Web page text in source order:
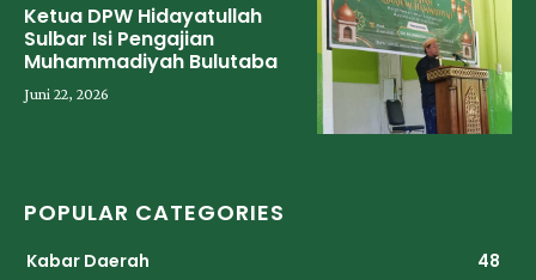
Ketua DPW Hidayatullah
Sulbar Isi Pengajian
Muhammadiyah Bulutaba
Juni 22, 2026
POPULAR CATEGORIES
Kabar Daerah
48